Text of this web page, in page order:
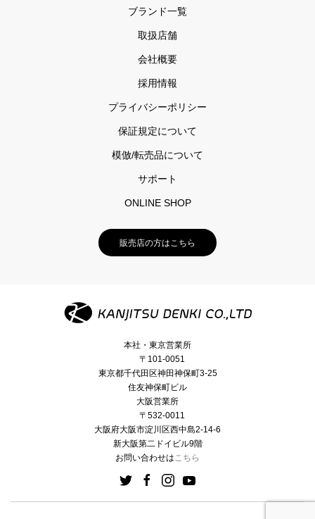
ブランド一覧
取扱店舗
会社概要
採用情報
プライバシーポリシー
保証規定について
模倣/転売品について
サポート
ONLINE SHOP
販売店の方はこちら
本社・東京営業所
〒101-0051
東京都千代田区神田神保町3-25
住友神保町ビル
大阪営業所
〒532-0011
大阪府大阪市淀川区西中島2-14-6
新大阪第二ドイビル9階
お問い合わせはこちら